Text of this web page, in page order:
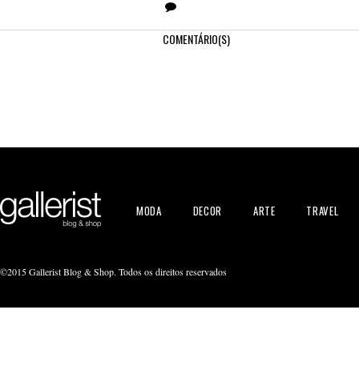
COMENTÁRIO(S)
MODA DECOR ARTE TRAVEL
©2015 Gallerist Blog & Shop. Todos os direitos reservados